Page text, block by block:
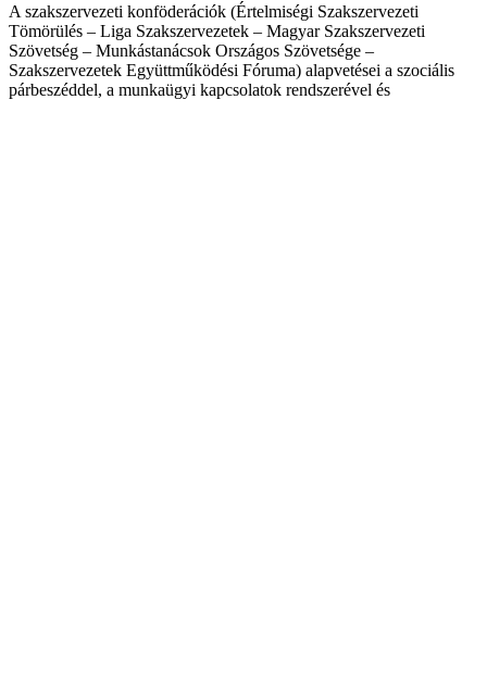
A szakszervezeti konföderációk (Értelmiségi Szakszervezeti
Tömörülés – Liga Szakszervezetek – Magyar Szakszervezeti
Szövetség – Munkástanácsok Országos Szövetsége –
Szakszervezetek Együttműködési Fóruma) alapvetései a szociális
párbeszéddel, a munkaügyi kapcsolatok rendszerével és